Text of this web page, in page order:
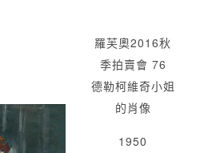
羅芙奧2016秋
季拍賣會 76
德勒柯維奇小姐
的肖像
1950